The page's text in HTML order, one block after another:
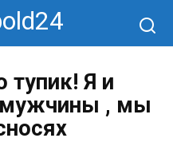
тупик! Я и
, мы